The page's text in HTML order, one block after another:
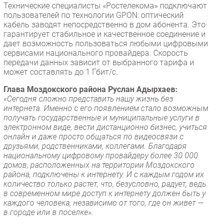
Интервью
Мероприятия
Проекты
IT класс
Тестовый стенд
Каталог компаний
Технические специалисты «Ростелекома» подключают
пользователей по технологии GPON: оптический
кабель заводят непосредственно в дом абонента. Это
гарантирует стабильное и качественное соединение и
дает возможность пользоваться любыми цифровыми
сервисами национального провайдера. Скорость
передачи данных зависит от выбранного тарифа и
может составлять до 1 Гбит/с.
Глава Моздокского района Руслан Адырхаев:
«Сегодня сложно представить нашу жизнь без
интернета. Именно с его появлением стало возможным
получать государственные и муниципальные услуги в
электронном виде, вести дистанционно бизнес, учиться
онлайн и даже просто общаться по видеосвязи с
друзьями, родственниками, коллегами. Благодаря
национальному цифровому провайдеру более 30 000
домов, расположенных на территории Моздокского
района, подключены к интернету. И с каждым годом их
количество только растет, что, безусловно, радует, ведь
в современном мире доступ к интернету должен быть у
каждого человека, независимо от того, где он живет —
в городе или в поселке».